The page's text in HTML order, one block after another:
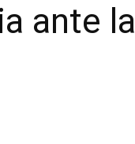
ante la